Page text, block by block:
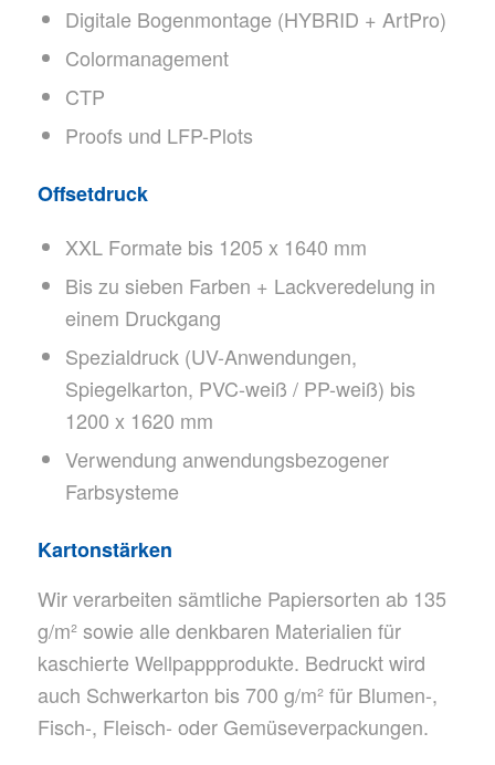
Digitale Bogenmontage (HYBRID + ArtPro)
Colormanagement
CTP
Proofs und LFP-Plots
Offsetdruck
XXL Formate bis 1205 x 1640 mm
Bis zu sieben Farben + Lackveredelung in
einem Druckgang
Spezialdruck (UV-Anwendungen,
Spiegelkarton, PVC-weiß / PP-weiß) bis
1200 x 1620 mm
Verwendung anwendungsbezogener
Farbsysteme
Kartonstärken
Wir verarbeiten sämtliche Papiersorten ab 135
g/m² sowie alle denkbaren Materialien für
kaschierte Wellpappprodukte. Bedruckt wird
auch Schwerkarton bis 700 g/m² für Blumen-,
Fisch-, Fleisch- oder Gemüseverpackungen.